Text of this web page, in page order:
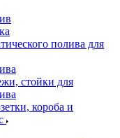
полива для
стойки для
короба и